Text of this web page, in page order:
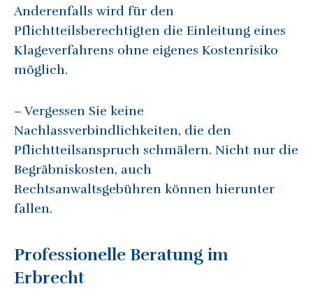
Anderenfalls wird für den
Pflichtteilsberechtigten die Einleitung eines
Klageverfahrens ohne eigenes Kostenrisiko
möglich.
– Vergessen Sie keine
Nachlassverbindlichkeiten, die den
Pflichtteilsanspruch schmälern. Nicht nur die
Begräbniskosten, auch
Rechtsanwaltsgebühren können hierunter
fallen.
Professionelle Beratung im
Erbrecht